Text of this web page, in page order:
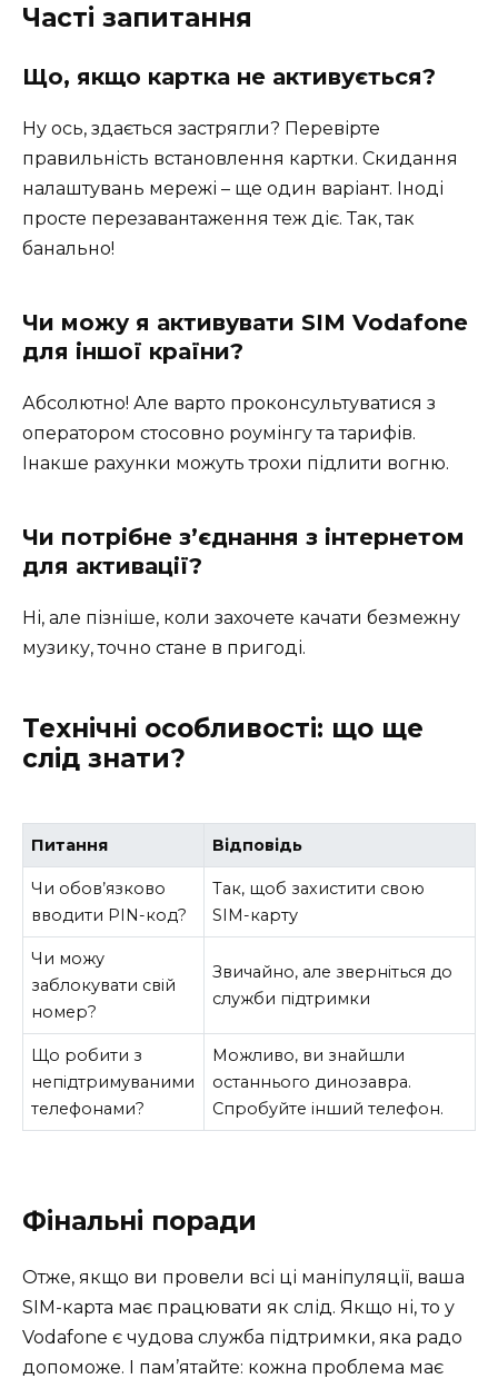
Часті запитання
Що, якщо картка не активується?
Ну ось, здається застрягли? Перевірте
правильність встановлення картки. Скидання
налаштувань мережі – ще один варіант. Іноді
просте перезавантаження теж діє. Так, так
банально!
Чи можу я активувати SIM Vodafone
для іншої країни?
Абсолютно! Але варто проконсультуватися з
оператором стосовно роумінгу та тарифів.
Інакше рахунки можуть трохи підлити вогню.
Чи потрібне з’єднання з інтернетом
для активації?
Ні, але пізніше, коли захочете качати безмежну
музику, точно стане в пригоді.
Технічні особливості: що ще
слід знати?
Питання Відповідь
Чи обов’язково
вводити PIN-код?
Так, щоб захистити свою
SIM-карту
Чи можу
заблокувати свій
номер?
Звичайно, але зверніться до
служби підтримки
Що робити з
непідтримуваними
телефонами?
Можливо, ви знайшли
останнього динозавра.
Спробуйте інший телефон.
Фінальні поради
Отже, якщо ви провели всі ці маніпуляції, ваша
SIM-карта має працювати як слід. Якщо ні, то у
Vodafone є чудова служба підтримки, яка радо
допоможе. І пам’ятайте: кожна проблема має